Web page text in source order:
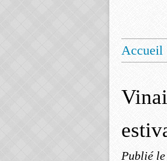
Accueil
Publié le